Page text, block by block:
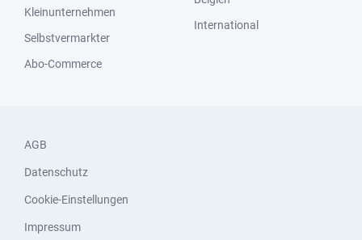
Kleinunternehmen
Selbstvermarkter
Abo-Commerce
International
AGB
Datenschutz
Cookie-Einstellungen
Impressum